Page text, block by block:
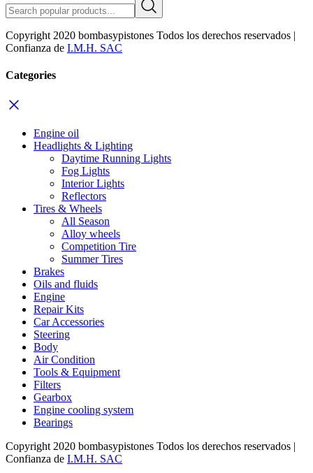
Copyright 2020 bombasypistones Todos los derechos reservados |
Confianza de I.M.H. SAC
Categories
Engine oil
Headlights & Lighting
Daytime Running Lights
Fog Lights
Interior Lights
Reflectors
Tires & Wheels
All Season
Alloy wheels
Competition Tire
Summer Tires
Brakes
Oils and fluids
Engine
Repair Kits
Car Accessories
Steering
Body
Air Condition
Tools & Equipment
Filters
Gearbox
Engine cooling system
Bearings
Copyright 2020 bombasypistones Todos los derechos reservados |
Confianza de I.M.H. SAC